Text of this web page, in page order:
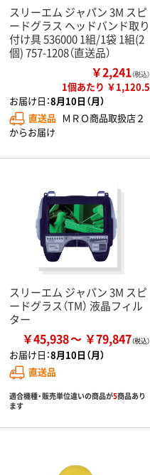
スリーエム ジャパン 3M スピ
ードグラス ヘッドバンド取り
付け具 536000 1組/1袋 1組(2
個) 757-1208（直送品）
￥2,241（税込）
1個あたり ￥1,120.5
お届け日：8月10日（月）
直送品 ＭＲＯ商品取扱店２
からお届け
スリーエム ジャパン 3M スピ
ードグラス（TM） 液晶フィル
ター
￥45,938 ￥79,847
お届け日：8月10日（月）
直送品
適合機種・販売単位違いの商品が5商品あり
ます